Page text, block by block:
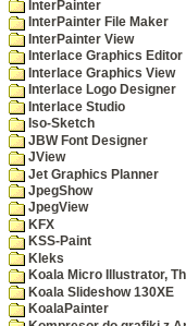
InterPainter
InterPainter File Maker
InterPainter View
Interlace Graphics Editor
Interlace Graphics View
Interlace Logo Designer
Interlace Studio
Iso-Sketch
JBW Font Designer
JView
Jet Graphics Planner
JpegShow
JpegView
KFX
KSS-Paint
Kleks
Koala Micro Illustrator,
Koala Slideshow 130XE
KoalaPainter